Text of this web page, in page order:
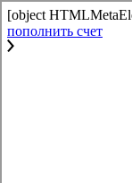
[object
пополнить счет